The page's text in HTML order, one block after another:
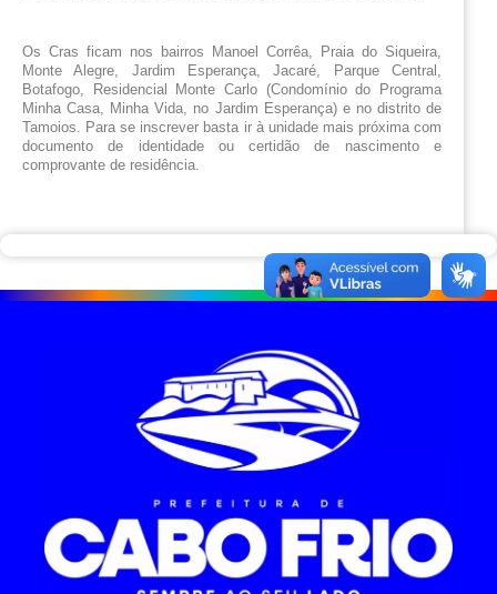
Os Cras ficam nos bairros Manoel Corrêa, Praia do Siqueira,
Monte Alegre, Jardim Esperança, Jacaré, Parque Central,
Botafogo, Residencial Monte Carlo (Condomínio do Programa
Minha Casa, Minha Vida, no Jardim Esperança) e no distrito de
Tamoios. Para se inscrever basta ir à unidade mais próxima com
documento de identidade ou certidão de nascimento e
comprovante de residência.